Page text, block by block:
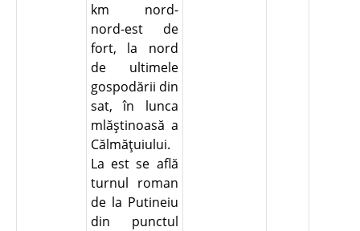
km nord-
nord-est de
fort, la nord
de ultimele
gospodării din
sat, în lunca
mlăştinoasă a
Călmăţuiului.
La est se află
turnul roman
de la Putineiu
din punctul